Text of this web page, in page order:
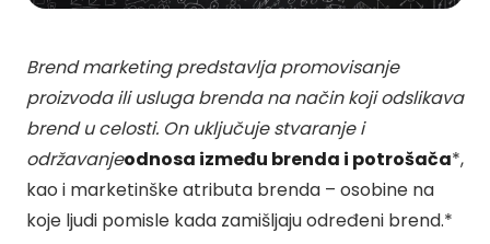
Brend marketing predstavlja promovisanje
proizvoda ili usluga brenda na način koji odslikava
brend u celosti. On uključuje stvaranje i
održavanjeodnosa između brenda i potrošača*,
kao i marketinške atributa brenda – osobine na
koje ljudi pomisle kada zamišljaju određeni brend.*